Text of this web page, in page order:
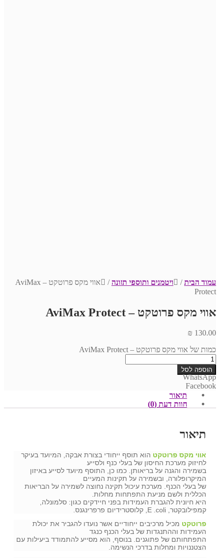
עמוד הבית/ ויטמנים ותוספי תזונה/
אווי מקס פרוטקט – AviMax
Protect
אווי מקס פרוטקט – AviMax Protect
₪ 130.00
כמות של אווי מקס פרוטקט – AviMax Protect
הוספה לסל
WhatsApp
Facebook
תיאור
חוות דעת (0)
תיאור
אווי מקס פרוטקט הוא תוסף ייחודי בצורת אבקה, המיועד בעיקר
לחיזוק מערכת החיסון של בעלי כנף ולסייע
בשמירה והגנה על בריאותן. כמו כן, התוסף מיועד לסייע באיזון
המיקרופלורה, ובשמירה על תקינות המעיים
של בעלי הכנף. מערכת עיכול תקינה נחוצה לשמירה על הבריאות
הכללית ולשם מניעת התפתחות מחלות.
היא חיונית להגברת העמידות בפני חיידקים כגון: סלמונלה,
קמפילובקטר, E .coli, קלוסטרידיום פרפרינגנס.
פרוטקט מכיל מרכיבים ייחודיים אשר נועדו להגביר את יכולת
העמידות וההתנגדות של בעלי הכנף כנגד
התפתחותם של פתוגנים. בנוסף, הוא מסייע להתמודד ביעילות עם
הצטננויות ומחלות בדרכי הנשימה.